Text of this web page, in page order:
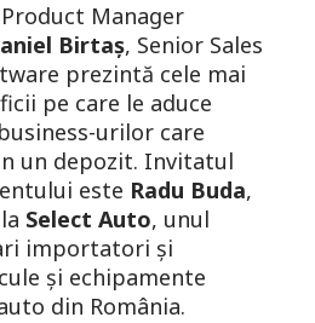
Manager
Birtaș, Senior Sales
prezintă cele mai
pe care le aduce
business-urilor care
un depozit. Invitatul
este Radu Buda,
Select Auto, unul
importatori și
și echipamente
din România.